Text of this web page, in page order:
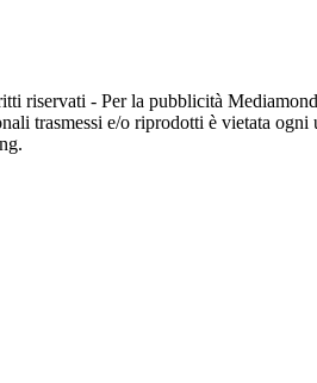
riservati - Per la pubblicità
trasmessi e/o riprodotti è vietata